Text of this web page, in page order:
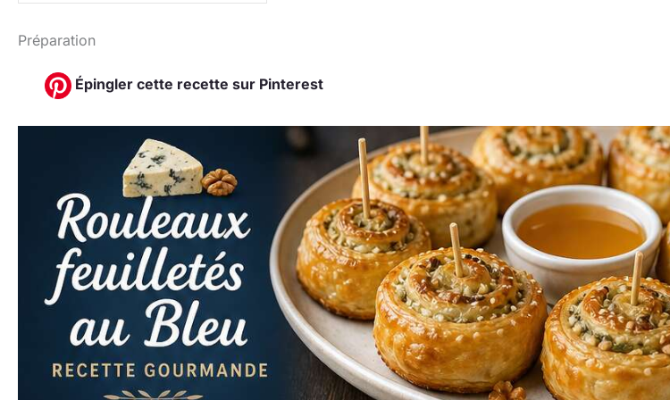
Préparation
Épingler cette recette sur Pinterest